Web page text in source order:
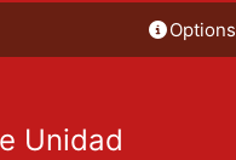
Options
Unidad